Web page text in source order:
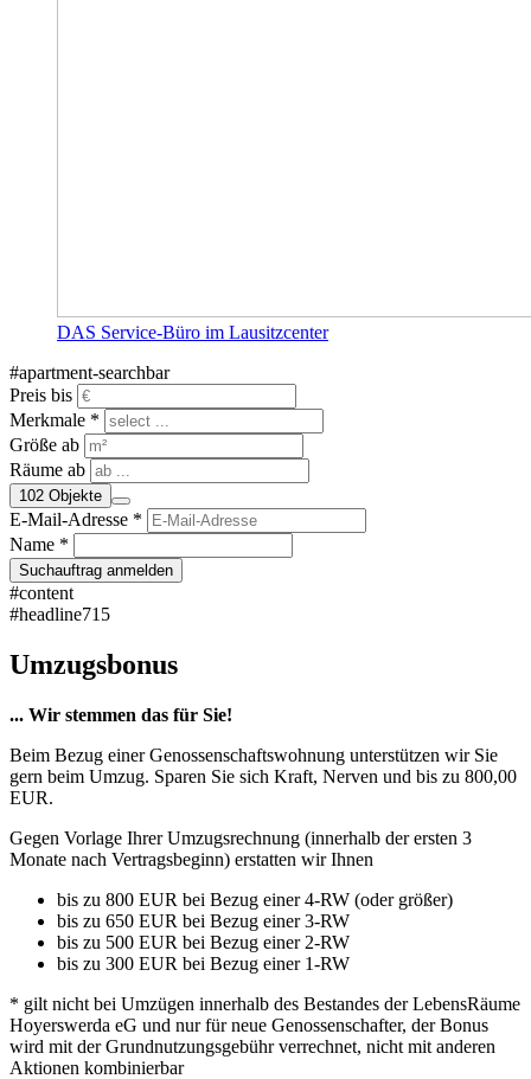
DAS Service-Büro im Lausitzcenter
#apartment-searchbar
Preis bis
Merkmale *
Größe ab
Räume ab
102 Objekte
E-Mail-Adresse *
Name *
Suchauftrag anmelden
#content
#headline715
Umzugsbonus
... Wir stemmen das für Sie!
Beim Bezug einer Genossenschaftswohnung unterstützen wir Sie
gern beim Umzug. Sparen Sie sich Kraft, Nerven und bis zu 800,00
EUR.
Gegen Vorlage Ihrer Umzugsrechnung (innerhalb der ersten 3
Monate nach Vertragsbeginn) erstatten wir Ihnen
bis zu 800 EUR bei Bezug einer 4-RW (oder größer)
bis zu 650 EUR bei Bezug einer 3-RW
bis zu 500 EUR bei Bezug einer 2-RW
bis zu 300 EUR bei Bezug einer 1-RW
* gilt nicht bei Umzügen innerhalb des Bestandes der LebensRäume
Hoyerswerda eG und nur für neue Genossenschafter, der Bonus
wird mit der Grundnutzungsgebühr verrechnet, nicht mit anderen
Aktionen kombinierbar